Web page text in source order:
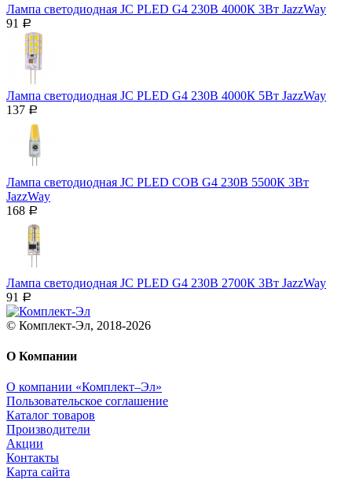
Лампа светодиодная JC PLED G4 230В 4000К 3Вт JazzWay
91
Р
Лампа светодиодная JC PLED G4 230В 4000К 5Вт JazzWay
137 Р
Лампа светодиодная JC PLED COB G4 230В 5500К 3Вт
JazzWay
168 Р
Лампа светодиодная JC PLED G4 230В 2700К 3Вт JazzWay
91
Р
© Комплект-Эл, 2018-2026
О Компании
О компании «Комплект–Эл»
Пользовательское соглашение
Каталог товаров
Производители
Акции
Контакты
Карта сайта